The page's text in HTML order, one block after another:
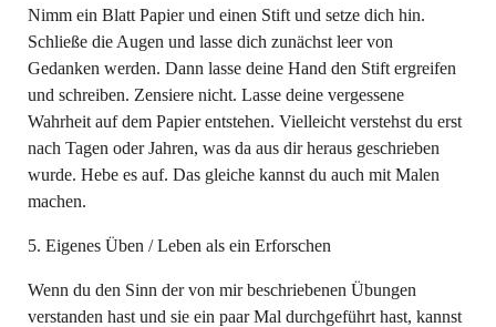
Nimm ein Blatt Papier und einen Stift und setze dich hin.
Schließe die Augen und lasse dich zunächst leer von
Gedanken werden. Dann lasse deine Hand den Stift ergreifen
und schreiben. Zensiere nicht. Lasse deine vergessene
Wahrheit auf dem Papier entstehen. Vielleicht verstehst du erst
nach Tagen oder Jahren, was da aus dir heraus geschrieben
wurde. Hebe es auf. Das gleiche kannst du auch mit Malen
machen.
5. Eigenes Üben / Leben als ein Erforschen
Wenn du den Sinn der von mir beschriebenen Übungen
verstanden hast und sie ein paar Mal durchgeführt hast, kannst